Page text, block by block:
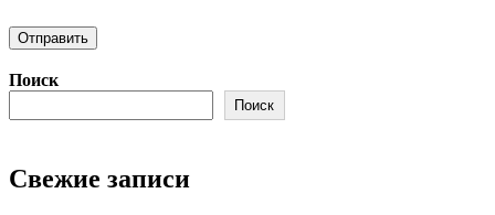
Поиск
Поиск
Свежие записи